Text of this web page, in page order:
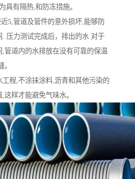
具有隔热,和防冻措施。
5,管道及管件的意外损坏,能够防
. 压力测试完成后，排出的水 对于
管道内的水排放在没有可靠的保温
工程,不涂抹涂料,沥青和其他污染的
样才能避免气味水。